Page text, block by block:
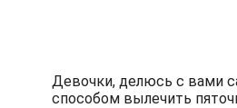
Девочки, делюсь с вами
способом вылечить